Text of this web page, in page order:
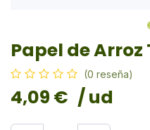
Papel de Arroz
(0 reseña)
4,09 € / ud